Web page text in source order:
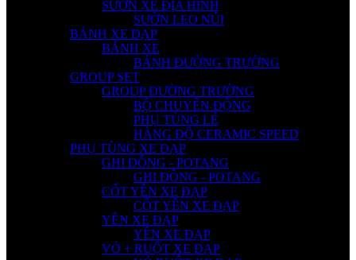
SƯỜN XE ĐỊA HÌNH
SƯỜN LEO NÚI
BÁNH XE ĐẠP
BÁNH XE
BÁNH ĐƯỜNG TRƯỜNG
GROUP SET
GROUP ĐƯỜNG TRƯỜNG
BỘ CHUYỂN ĐỘNG
PHỤ TÙNG LẺ
HÀNG ĐỘ CERAMIC SPEED
PHỤ TÙNG XE ĐẠP
GHI ĐÔNG - POTANG
GHI ĐÔNG - POTANG
CỐT YÊN XE ĐẠP
CỐT YÊN XE ĐẠP
YÊN XE ĐẠP
YÊN XE ĐẠP
VỎ + RUỘT XE ĐẠP